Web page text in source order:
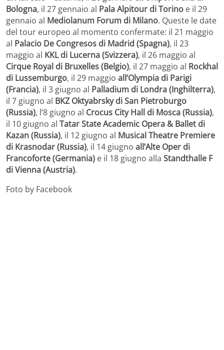
Bologna, il 27 gennaio al Pala Alpitour di Torino e il 29
gennaio al Mediolanum Forum di Milano. Queste le date
del tour europeo al momento confermate: il 21 maggio
al Palacio De Congresos di Madrid (Spagna), il 23
maggio al KKL di Lucerna (Svizzera), il 26 maggio al
Cirque Royal di Bruxelles (Belgio), il 27 maggio al Rockhal
di Lussemburgo, il 29 maggio all’Olympia di Parigi
(Francia), il 3 giugno al Palladium di Londra (Inghilterra),
il 7 giugno al BKZ Oktyabrsky di San Pietroburgo
(Russia), l’8 giugno al Crocus City Hall di Mosca (Russia),
il 10 giugno al Tatar State Academic Opera & Ballet di
Kazan (Russia), il 12 giugno al Musical Theatre Premiere
di Krasnodar (Russia), il 14 giugno all’Alte Oper di
Francoforte (Germania) e il 18 giugno alla Standthalle F
di Vienna (Austria).
Foto by Facebook